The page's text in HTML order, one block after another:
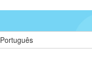
Português